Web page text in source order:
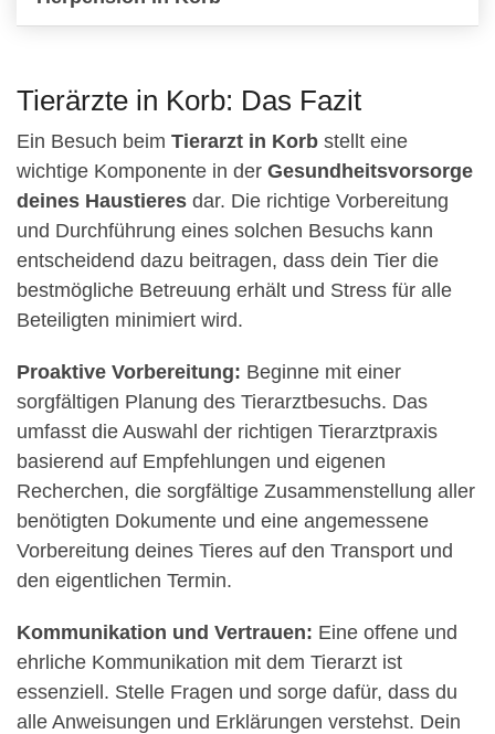
Tierärzte in Korb: Das Fazit
Ein Besuch beim Tierarzt in Korb stellt eine
wichtige Komponente in der Gesundheitsvorsorge
deines Haustieres dar. Die richtige Vorbereitung
und Durchführung eines solchen Besuchs kann
entscheidend dazu beitragen, dass dein Tier die
bestmögliche Betreuung erhält und Stress für alle
Beteiligten minimiert wird.
Proaktive Vorbereitung: Beginne mit einer
sorgfältigen Planung des Tierarztbesuchs. Das
umfasst die Auswahl der richtigen Tierarztpraxis
basierend auf Empfehlungen und eigenen
Recherchen, die sorgfältige Zusammenstellung aller
benötigten Dokumente und eine angemessene
Vorbereitung deines Tieres auf den Transport und
den eigentlichen Termin.
Kommunikation und Vertrauen: Eine offene und
ehrliche Kommunikation mit dem Tierarzt ist
essenziell. Stelle Fragen und sorge dafür, dass du
alle Anweisungen und Erklärungen verstehst. Dein